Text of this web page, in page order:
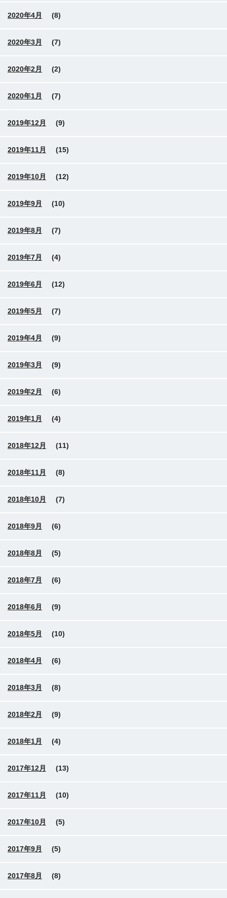
2020年4月 (8)
2020年3月 (7)
2020年2月 (2)
2020年1月 (7)
2019年12月 (9)
2019年11月 (15)
2019年10月 (12)
2019年9月 (10)
2019年8月 (7)
2019年7月 (4)
2019年6月 (12)
2019年5月 (7)
2019年4月 (9)
2019年3月 (9)
2019年2月 (6)
2019年1月 (4)
2018年12月 (11)
2018年11月 (8)
2018年10月 (7)
2018年9月 (6)
2018年8月 (5)
2018年7月 (6)
2018年6月 (9)
2018年5月 (10)
2018年4月 (6)
2018年3月 (8)
2018年2月 (9)
2018年1月 (4)
2017年12月 (13)
2017年11月 (10)
2017年10月 (5)
2017年9月 (5)
2017年8月 (8)